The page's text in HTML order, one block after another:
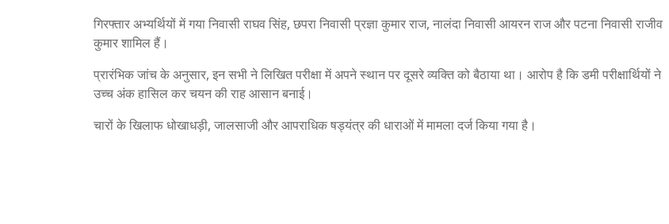
गिरफ्तार अभ्यर्थियों में गया निवासी राघव सिंह, छपरा निवासी प्रज्ञा कुमार राज, नालंदा निवासी आयरन राज और पटना निवासी राजीव
कुमार शामिल हैं।
प्रारंभिक जांच के अनुसार, इन सभी ने लिखित परीक्षा में अपने स्थान पर दूसरे व्यक्ति को बैठाया था। आरोप है कि डमी परीक्षार्थियों ने
उच्च अंक हासिल कर चयन की राह आसान बनाई।
चारों के खिलाफ धोखाधड़ी, जालसाजी और आपराधिक षड्यंत्र की धाराओं में मामला दर्ज किया गया है।